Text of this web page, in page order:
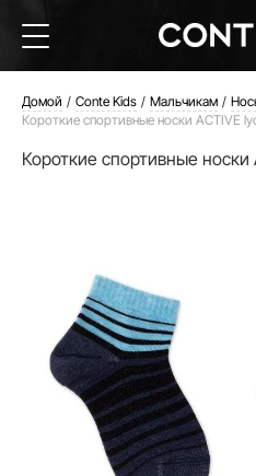
Домой Conte Kids Мальчикам
Короткие спортивные носки ACTIVE
Короткие спортивные